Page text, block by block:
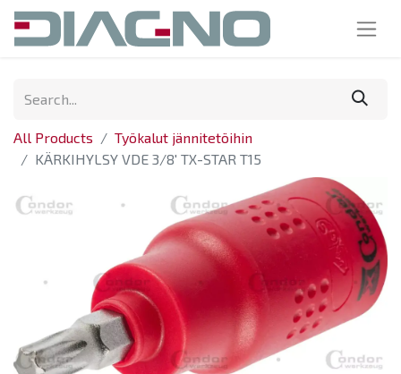
All Products
Työkalut jännitetöihin
KÄRKIHYLSY VDE 3/8' TX-STAR T15